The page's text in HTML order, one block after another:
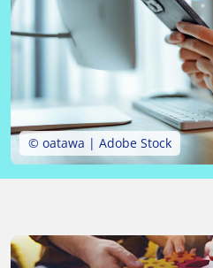
© oatawa | Adobe Stock